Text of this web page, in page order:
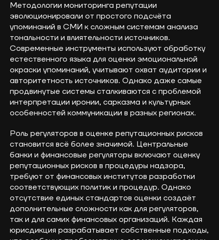
Методологии мониторинга репутации
эволюционировали от простого подсчёта
упоминаний в СМИ к сложным системам анализа
тональности и влиятельности источников.
Современные инструменты используют обработку
естественного языка для оценки эмоциональной
окраски упоминаний, учитывают охват аудитории и
авторитетность источников. Однако даже самые
продвинутые системы сталкиваются с проблемой
интерпретации иронии, сарказма и культурных
особенностей коммуникации в разных регионах.
Роль регуляторов в оценке репутационных рисков
становится всё более значимой. Центральные
банки и финансовые регуляторы включают оценку
репутационных рисков в процедуры надзора,
требуют от финансовых институтов разработки
соответствующих политик и процедур. Однако
отсутствие единых стандартов оценки создаёт
дополнительные сложности как для регуляторов,
так и для самих финансовых организаций. Каждая
юрисдикция разрабатывает собственные подходы,